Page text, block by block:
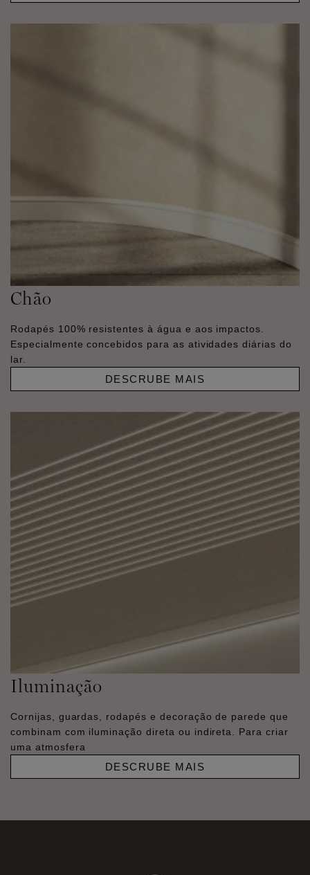
Chão
Rodapés 100% resistentes à água e aos impactos.
Especialmente concebidos para as atividades diárias do
lar.
DESCRUBE MAIS
Iluminação
Cornijas, guardas, rodapés e decoração de parede que
combinam com iluminação direta ou indireta. Para criar
uma atmosfera
DESCRUBE MAIS